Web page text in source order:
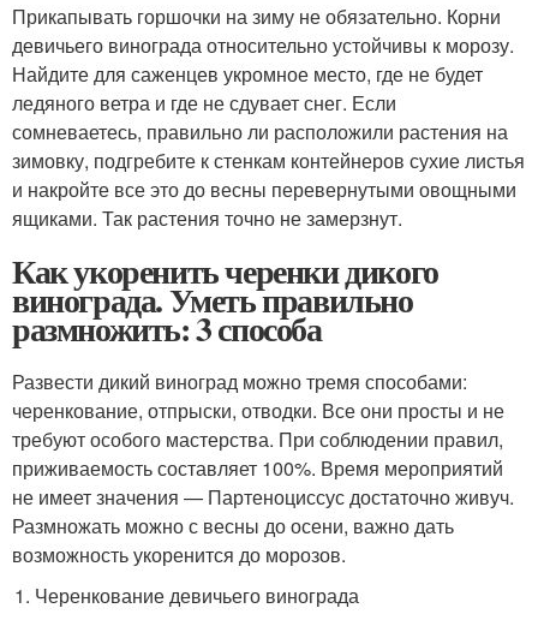
Прикапывать горшочки на зиму не обязательно. Корни
девичьего винограда относительно устойчивы к морозу.
Найдите для саженцев укромное место, где не будет
ледяного ветра и где не сдувает снег. Если
сомневаетесь, правильно ли расположили растения на
зимовку, подгребите к стенкам контейнеров сухие листья
и накройте все это до весны перевернутыми овощными
ящиками. Так растения точно не замерзнут.
Как укоренить черенки дикого
винограда. Уметь правильно
размножить: 3 способа
Развести дикий виноград можно тремя способами:
черенкование, отпрыски, отводки. Все они просты и не
требуют особого мастерства. При соблюдении правил,
приживаемость составляет 100%. Время мероприятий
не имеет значения — Партеноциссус достаточно живуч.
Размножать можно с весны до осени, важно дать
возможность укоренится до морозов.
Черенкование девичьего винограда